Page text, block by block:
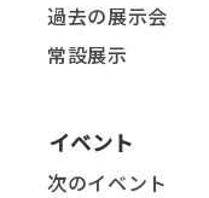
過去の展示会
常設展示
イベント
次のイベント